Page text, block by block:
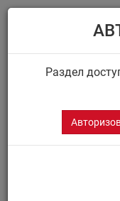
Раздел